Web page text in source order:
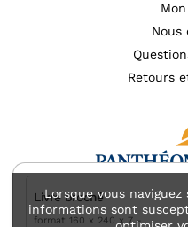
Lorsque vous
informations sont
Livre broché
format 160 x 240 x 7
Nous
Retours
Mentions légales